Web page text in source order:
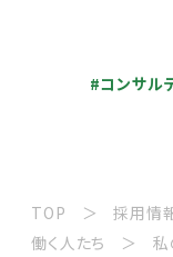
#コンサル
TOP 採用情
働く人たち